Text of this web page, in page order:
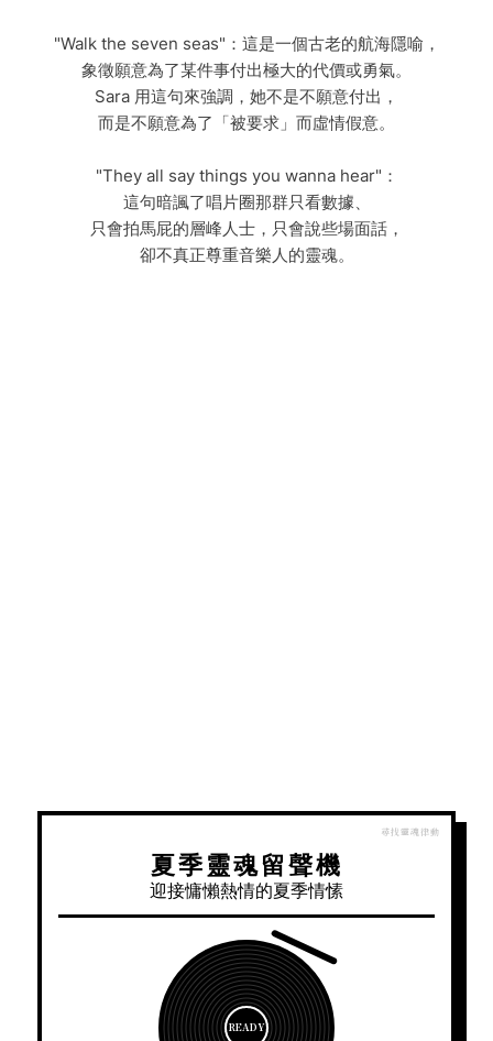
"Walk the seven seas"：這是一個古老的航海隱喻，
象徵願意為了某件事付出極大的代價或勇氣。
Sara 用這句來強調，她不是不願意付出，
而是不願意為了「被要求」而虛情假意。
"They all say things you wanna hear"：
這句暗諷了唱片圈那群只看數據、
只會拍馬屁的層峰人士，只會說些場面話，
卻不真正尊重音樂人的靈魂。
夏季靈魂留聲機
迎接慵懶熱情的夏季情愫
READY